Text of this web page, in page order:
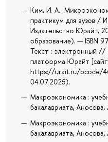
Ким, И. А.
практикум для вузов /
Издательство Юрайт,
образование). — ISBN
Текст : электронный //
платформа Юрайт
https://urait.ru/bcode/
04.07.2025).
Макроэкономика :
бакалавриата,
Макроэкономика :
бакалавриата, Аносова,